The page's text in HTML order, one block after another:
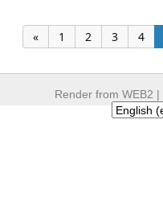
« 1 2 3 4
Render from WEB2 |